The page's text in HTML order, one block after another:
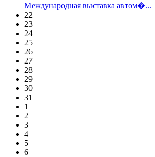
Международная выставка автом�...
22
23
24
25
26
27
28
29
30
31
1
2
3
4
5
6